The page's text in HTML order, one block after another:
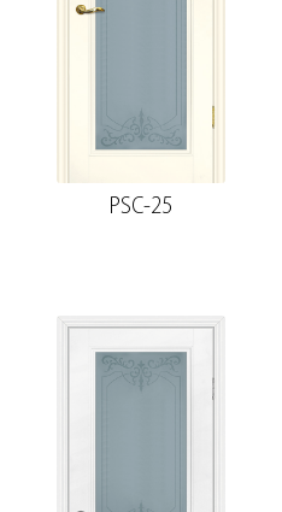
PSC-25